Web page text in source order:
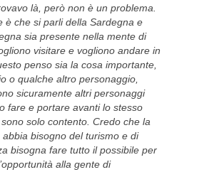
là, però non è un problema.
è che si parli della Sardegna e
sia presente nella mente di
visitare e vogliono andare in
penso sia la cosa importante,
o qualche altro personaggio,
sicuramente altri personaggi
fare e portare avanti lo stesso
solo contento. Credo che la
bisogno del turismo e di
bisogna fare tutto il possibile per
alla gente di